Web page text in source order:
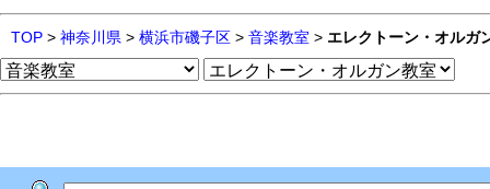
TOP > 神奈川県 > 横浜市磯子区 > 音楽教室 > エレクトーン・オルガ